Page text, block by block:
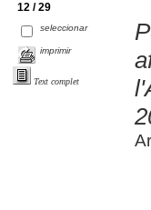
12 / 29
seleccionar
imprimir
Text complet